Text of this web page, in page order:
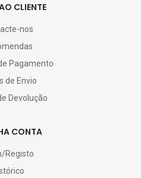
CLIENTE
nos
Pagamento
de Envio
Devolução
CONTA
Registo